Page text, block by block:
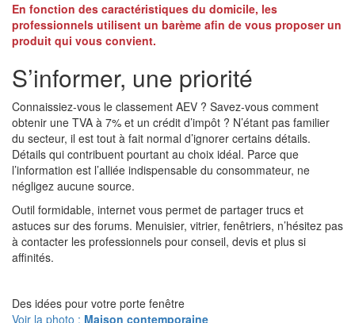
En fonction des caractéristiques du domicile, les
professionnels utilisent un barème afin de vous proposer un
produit qui vous convient.
S’informer, une priorité
Connaissiez-vous le classement AEV ? Savez-vous comment
obtenir une TVA à 7% et un crédit d’impôt ? N’étant pas familier
du secteur, il est tout à fait normal d’ignorer certains détails.
Détails qui contribuent pourtant au choix idéal. Parce que
l’information est l’alliée indispensable du consommateur, ne
négligez aucune source.
Outil formidable, internet vous permet de partager trucs et
astuces sur des forums. Menuisier, vitrier, fenêtriers, n’hésitez pas
à contacter les professionnels pour conseil, devis et plus si
affinités.
Des idées pour votre porte fenêtre
Voir la photo : Maison contemporaine